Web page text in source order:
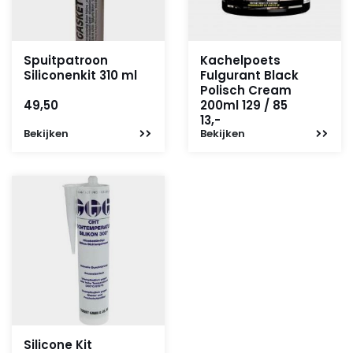
Spuitpatroon
Siliconenkit 310 ml
49,50
Bekijken
Kachelpoets
Fulgurant Black
Polisch Cream
200ml 129 / 85
13,-
Bekijken
Silicone Kit